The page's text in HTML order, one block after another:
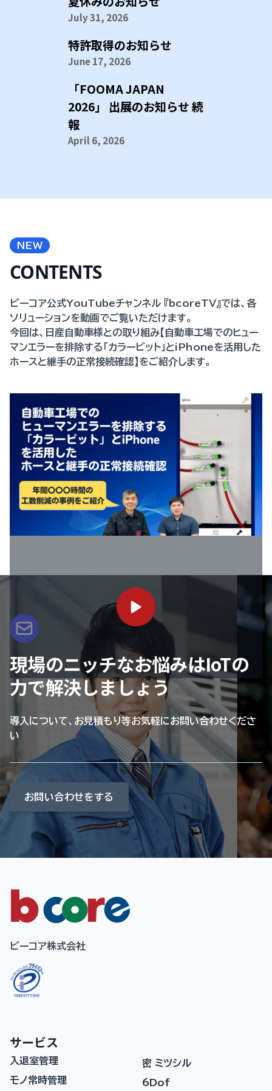
July 31, 2026
特許取得のお知らせ
June 17, 2026
「FOOMA JAPAN
2026」 出展のお知らせ 続
報
April 6, 2026
NEW
CONTENTS
ビーコア公式YouTubeチャンネル 『bcoreTV』では、各
ソリューションを動画でご覧いただけます。
今回は、日産自動車様との取り組み【自動車工場でのヒュー
マンエラーを排除する「カラービット」とiPhoneを活用した
ホースと継手の正常接続確認】をご紹介します。
現場のニッチなお悩みはIoTの
力で解決しましょう
導入について、お見積もり等お気軽にお問い合わせくださ
い
お問い合わせをする
ビーコア株式会社
サービス
入退室管理
モノ常時管理
密 ミツシル
6Dof